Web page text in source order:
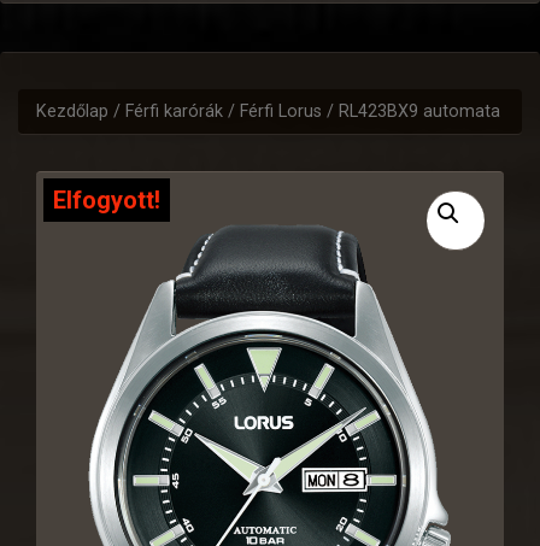
Kezdőlap / Férfi karórák / Férfi Lorus / RL423BX9 automata
Elfogyott!